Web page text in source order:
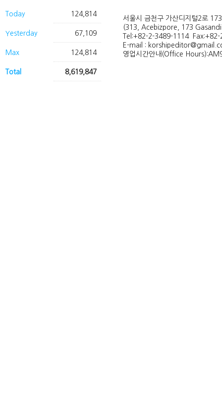
Today 124,814
Yesterday 67,109
Max 124,814
Total 8,619,847
서울시 금천구 가산디지털2로
(313, Acebizpore, 173
Tel:+82-2-3489-1114
E-mail :
영업시간안내(Office